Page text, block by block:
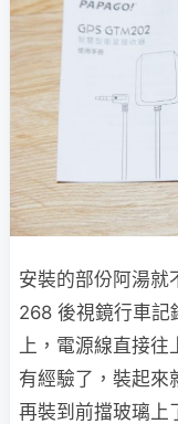
安裝的部份阿湯就
268 後視鏡行車記
上，電源線直接往
有經驗了，裝起來
再裝到前擋玻璃上